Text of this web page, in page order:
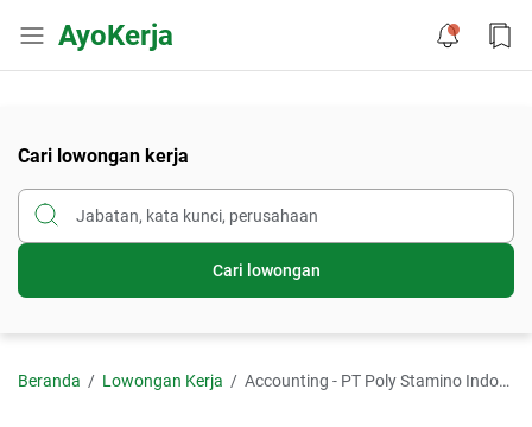
AyoKerja
Cari lowongan kerja
Cari lowongan
Beranda Lowongan Kerja Accounting - PT Poly Stamino Indonesia - Jakarta Barat